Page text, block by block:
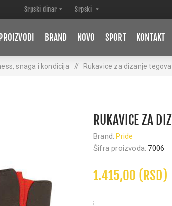
PROIZVODI BRAND NOVO SPORT KONTAKT
snaga i kondicija / Rukavice za dizanje tegova
RUKAVICE ZA
Brand: Pride
Šifra proizvoda: 7006
1.415,00 (RSD)